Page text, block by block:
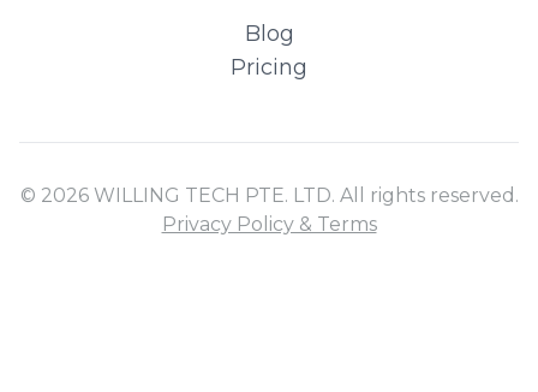
Blog
Pricing
© 2026 WILLING TECH PTE. LTD. All rights reserved.
Privacy Policy & Terms